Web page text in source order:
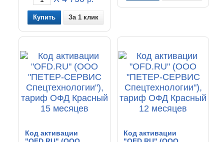
За 1 клик
Код активации
Код активации